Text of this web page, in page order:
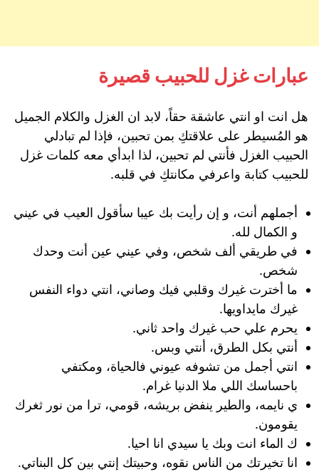
عبارات غزل للحبيب قصيرة
هل انت او انتي عاشقة حقاً، لابد ان الغزل والكلام الجميل
هو المُسيطر على علاقتكِ بمن تحبين، فإذا لم تبادلي
الحبيب الغزل فأنتي لم تحبين، لذا ابدأي معه كلمات غزل
للحبيب كتابة واعرفي مكانتكِ في قلبه.
أجملهم أنت، و إن رأيت بك عيبا سأقول العيب في عيني
و الكمال لله.
في طريقي ألف شخص، وفي عيني عين أنت وحدك
شخص.
ما أخترت غيرك وقلبي فيك وصاني، انتي دواء النفس
غيرك مايداويها.
يحرم علي حب غيرك واحد ثاني.
أنتي بكل الطرق، أنتي وبس.
انتي أجمل من تشوفه عيوني فالحياة، ومكتفي
باحساسك اللي ملا الدنيا غرام.
ي نايمه، والطير ينفض بريشه، قومي، ترا من نور ثغرك
يقومون.
ك الماء انت وبك يا سيدي انا احيا.
انا تخيرتك من الناس نقوه، وحبيتك إنتي بين كل البناتي.